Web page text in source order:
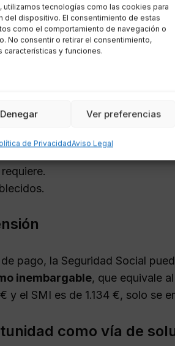
tecnologías como las cookies para
del dispositivo. El consentimiento de estas
como el comportamiento de navegación o
No consentir o retirar el consentimiento,
características y funciones.
Denegar Ver preferencias
de PrivacidadAviso Legal
que te permite solicitar a
la obtención del
para autónomos e
debes cumplir con los
pago, la Seguridad Social
inembargable, que equivale
y el SMI es de 1.134 €, solo se
como vía de